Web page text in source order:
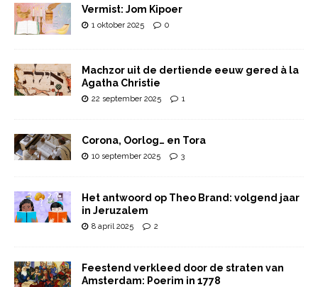
Vermist: Jom Kipoer
1 oktober 2025 0
Machzor uit de dertiende eeuw gered à la
Agatha Christie
22 september 2025 1
Corona, Oorlog… en Tora
10 september 2025 3
Het antwoord op Theo Brand: volgend jaar
in Jeruzalem
8 april 2025 2
Feestend verkleed door de straten van
Amsterdam: Poerim in 1778